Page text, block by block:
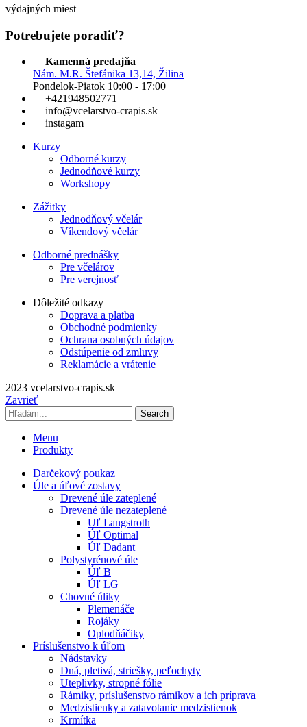
výdajných miest
Potrebujete poradiť?
Kamenná predajňa
Nám. M.R. Štefánika 13,14, Žilina
Pondelok-Piatok 10:00 - 17:00
+421948502771
info@vcelarstvo-crapis.sk
instagam
Kurzy
Odborné kurzy
Jednodňové kurzy
Workshopy
Zážitky
Jednodňový včelár
Víkendový včelár
Odborné prednášky
Pre včelárov
Pre verejnosť
Dôležité odkazy
Doprava a platba
Obchodné podmienky
Ochrana osobných údajov
Odstúpenie od zmluvy
Reklamácie a vrátenie
2023 vcelarstvo-crapis.sk
Zavrieť
Search
Menu
Produkty
Darčekový poukaz
Úle a úľové zostavy
Drevené úle zateplené
Drevené úle nezateplené
Uľ Langstroth
Úľ Optimal
Úľ Dadant
Polystyrénové úle
Úľ B
Úľ LG
Chovné úliky
Plemenáče
Rojáky
Oplodňáčiky
Príslušenstvo k úľom
Nádstavky
Dná, pletivá, striešky, peľochyty
Uteplivky, stropné fólie
Rámiky, príslušenstvo rámikov a ich príprava
Medzistienky a zatavotanie medzistienok
Krmítka